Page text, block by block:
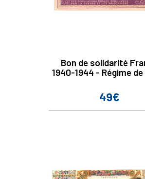
Bon de solidarité
1940-1944 - Régime
Prix
49€